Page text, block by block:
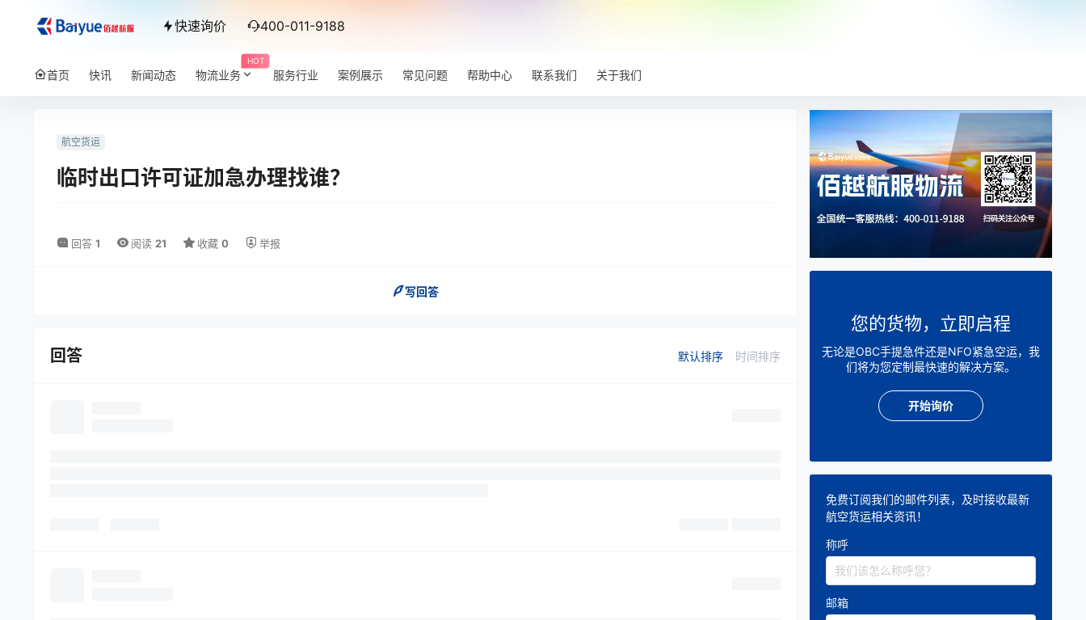
快速询价 400-011-9188
首页 快讯 新闻动态
HOT
物流业务 服务行业 案例展示 常见问题 帮助中心 联系我们 关于我们
航空货运
临时出口许可证加急办理找谁？
回答 1 阅读 21 收藏 0 举报
写回答
回答 默认排序 时间排序
您的货物，立即启程
无论是OBC手提急件还是NFO紧急空运，我
们将为您定制最快速的解决方案。
开始询价
免费订阅我们的邮件列表，及时接收最新
航空货运相关资讯！
称呼
邮箱